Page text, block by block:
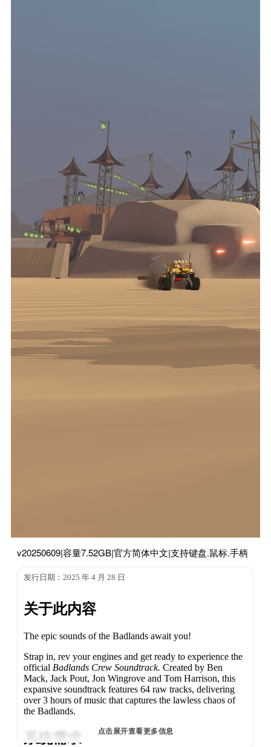
v20250609|容量7.52GB|官方简体中文|支持键盘.鼠标.手柄
发行日期：2025 年 4 月 28 日
关于此内容
The epic sounds of the Badlands await you!
Strap in, rev your engines and get ready to experience the
official Badlands Crew Soundtrack. Created by Ben
Mack, Jack Pout, Jon Wingrove and Tom Harrison, this
expansive soundtrack features 64 raw tracks, delivering
over 3 hours of music that captures the lawless chaos of
the Badlands.
系统需求 点击展开查看更多信息